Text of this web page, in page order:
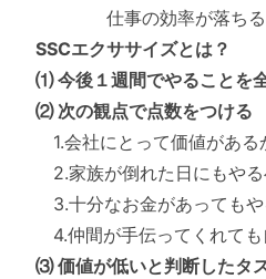
仕事の効率が落ちる
SSCエクササイズとは？
⑴ 今後１週間でやることを
⑵ 次の観点で点数をつける
1.会社にとって価値がある
2.家族が倒れた日にもやる
3.十分なお金があってもや
4.仲間が手伝ってくれても
⑶ 価値が低いと判断したタ